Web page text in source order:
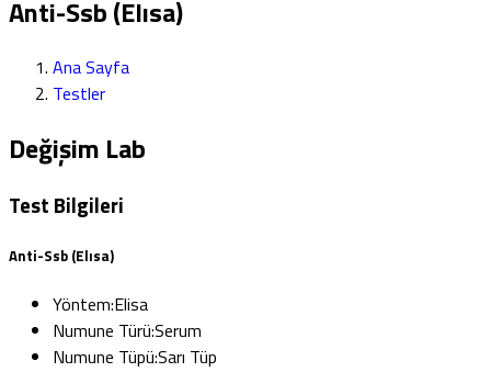
Anti-Ssb (Elısa)
Ana Sayfa
Testler
Değişim Lab
Test Bilgileri
Anti-Ssb (Elısa)
Yöntem:Elisa
Numune Türü:Serum
Numune Tüpü:Sarı Tüp